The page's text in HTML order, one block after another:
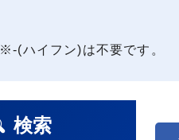
※-(ハイフン)は不要です。
検索